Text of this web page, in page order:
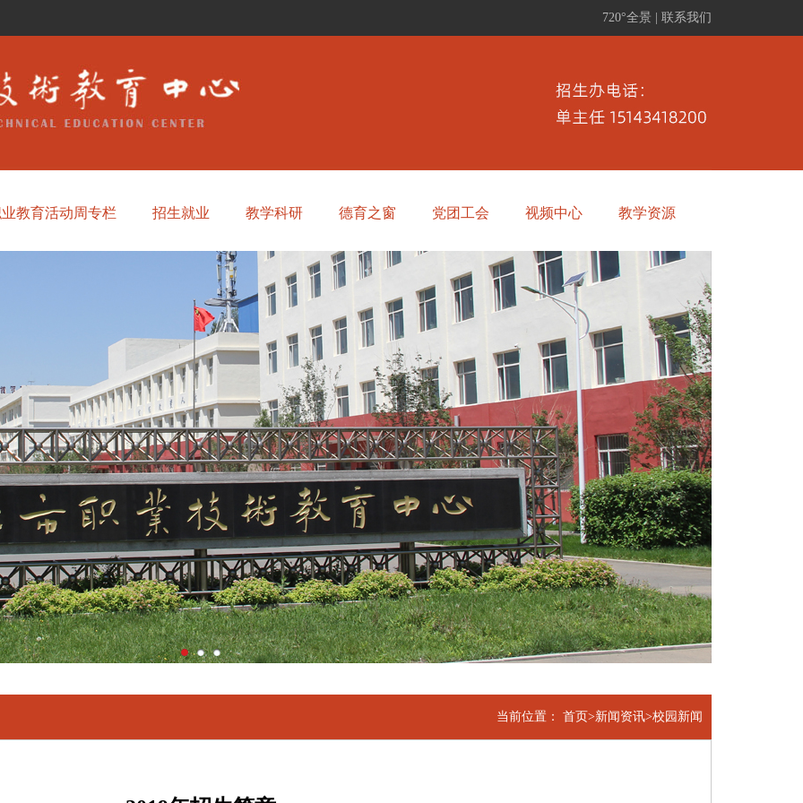
720°全景 联系我们
教育活动周专栏 招生就业 教学科研 德育之窗 党团工会 视频中心 教学资源
当前位置： 首页>新闻资讯>校园新闻